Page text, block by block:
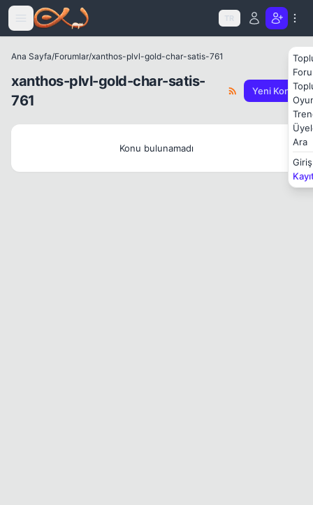
Icerige atla
TR
Ara
Giriş
Ana Sayfa/Forumlar/xanthos-plvl-gold-char-satis-761
xanthos-plvl-gold-char-satis-
761
Yeni Konu
Konu bulunamadı